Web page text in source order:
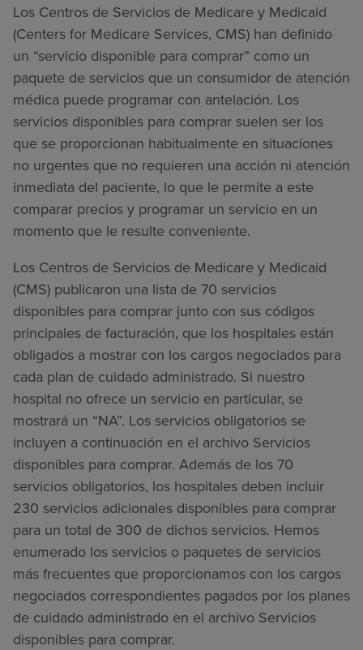
Los Centros de Servicios de Medicare y Medicaid
(Centers for Medicare Services, CMS) han definido
un “servicio disponible para comprar” como un
paquete de servicios que un consumidor de atención
médica puede programar con antelación. Los
servicios disponibles para comprar suelen ser los
que se proporcionan habitualmente en situaciones
no urgentes que no requieren una acción ni atención
inmediata del paciente, lo que le permite a este
comparar precios y programar un servicio en un
momento que le resulte conveniente.
Los Centros de Servicios de Medicare y Medicaid
(CMS) publicaron una lista de 70 servicios
disponibles para comprar junto con sus códigos
principales de facturación, que los hospitales están
obligados a mostrar con los cargos negociados para
cada plan de cuidado administrado. Si nuestro
hospital no ofrece un servicio en particular, se
mostrará un “NA”. Los servicios obligatorios se
incluyen a continuación en el archivo Servicios
disponibles para comprar. Además de los 70
servicios obligatorios, los hospitales deben incluir
230 servicios adicionales disponibles para comprar
para un total de 300 de dichos servicios. Hemos
enumerado los servicios o paquetes de servicios
más frecuentes que proporcionamos con los cargos
negociados correspondientes pagados por los planes
de cuidado administrado en el archivo Servicios
disponibles para comprar.